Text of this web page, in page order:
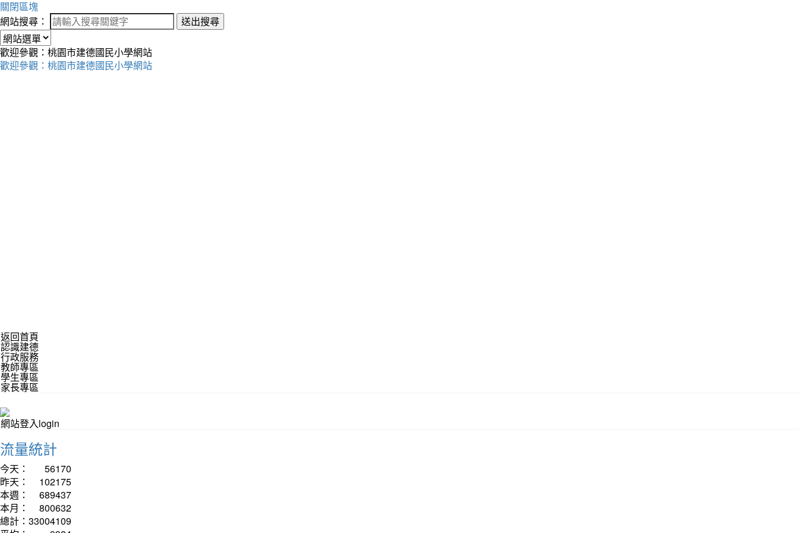
關閉區塊
網站搜尋：
送出搜尋
歡迎參觀：桃園市建德國民小學網站
歡迎參觀：桃園市建德國民小學網站
返回首頁
認識建德
行政服務
教師專區
學生專區
家長專區
網站登入login
流量統計
今天：
56170
昨天：
102175
本週：
689437
本月：
800632
總計： 33004109